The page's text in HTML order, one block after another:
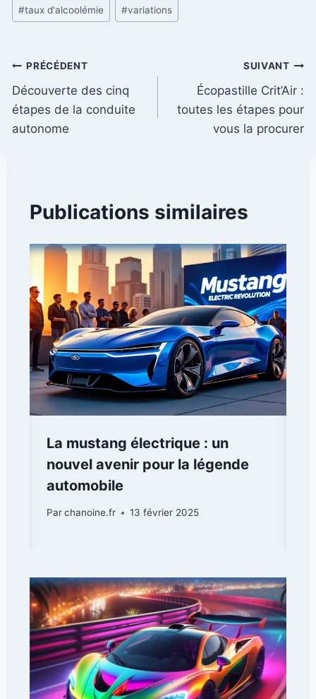
la#taux d'alcoolémie #variations
Navigation
de
l’article
PRÉCÉDENT
Découverte des cinq
étapes de la conduite
autonome
SUIVANT
Écopastille Crit’Air :
toutes les étapes pour
vous la procurer
Publications similaires
La mustang électrique : un
nouvel avenir pour la légende
automobile
Parchanoine.fr 13 février 2025